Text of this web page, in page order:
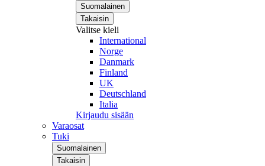
Suomalainen
Takaisin
Valitse kieli
International
Norge
Danmark
Finland
UK
Deutschland
Italia
Kirjaudu sisään
Varaosat
Tuki
Suomalainen
Takaisin